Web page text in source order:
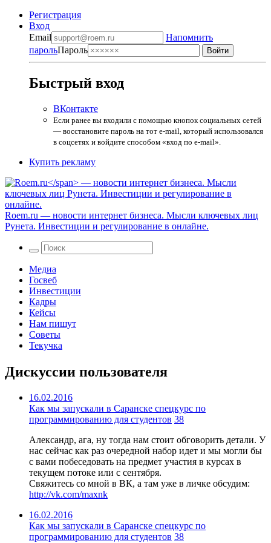
Регистрация
Вход
Email
Напомнить
парольПароль
Быстрый вход
ВКонтакте
Если ранее вы входили с помощью кнопок социальных сетей
— восстановите пароль на тот e-mail, который использовался
в соцсетях и войдите способом «вход по e-mail».
Купить рекламу
Roem.ru — новости интернет бизнеса. Мысли ключевых лиц
Рунета. Инвестиции и регулирование в онлайне.
Медиа
Госвеб
Инвестиции
Кадры
Кейсы
Нам пишут
Советы
Текучка
Дискуссии пользователя
16.02.2016
Как мы запускали в Саранске спецкурс по
программированию для студентов 38
Александр, ага, ну тогда нам стоит обговорить детали. У
нас сейчас как раз очередной набор идет и мы могли бы
с вами побеседовать на предмет участия в курсах в
текущем потоке или с сентября.
Свяжитесь со мной в ВК, а там уже в личке обсудим:
http://vk.com/maxnk
16.02.2016
Как мы запускали в Саранске спецкурс по
программированию для студентов 38